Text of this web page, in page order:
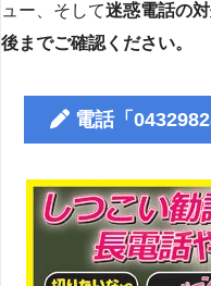
ュー、そして迷惑電話の
後までご確認ください。
電話「